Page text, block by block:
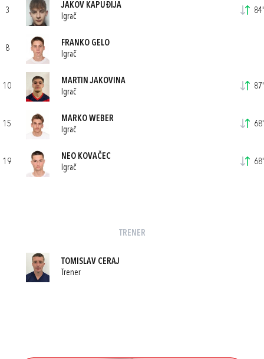
3
JAKOV KAPUĐIJA
Igrač
84'
8
FRANKO GELO
Igrač
10
MARTIN JAKOVINA
Igrač
87'
15
MARKO WEBER
Igrač
68'
19
NEO KOVAČEC
Igrač
68'
TRENER
TOMISLAV CERAJ
Trener